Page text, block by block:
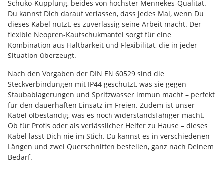
Schuko-Kupplung, beides von höchster Mennekes-Qualität.
Du kannst Dich darauf verlassen, dass jedes Mal, wenn Du
dieses Kabel nutzt, es zuverlässig seine Arbeit macht. Der
flexible Neopren-Kautschukmantel sorgt für eine
Kombination aus Haltbarkeit und Flexibilität, die in jeder
Situation überzeugt.
Nach den Vorgaben der DIN EN 60529 sind die
Steckverbindungen mit IP44 geschützt, was sie gegen
Staubablagerungen und Spritzwasser immun macht – perfekt
für den dauerhaften Einsatz im Freien. Zudem ist unser
Kabel ölbeständig, was es noch widerstandsfähiger macht.
Ob für Profis oder als verlässlicher Helfer zu Hause – dieses
Kabel lässt Dich nie im Stich. Du kannst es in verschiedenen
Längen und zwei Querschnitten bestellen, ganz nach Deinem
Bedarf.